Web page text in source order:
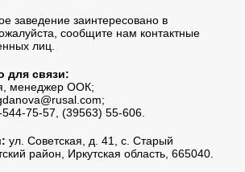
заведение заинтересовано в
сообщите нам контактные
лиц.
для связи:
менеджер ООК;
75-57, (39563) 55-606.
ул. Советская, д. 41, с. Старый
район, Иркутская область, 665040.